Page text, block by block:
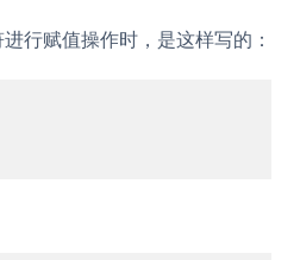
行赋值操作时，是这样写的：